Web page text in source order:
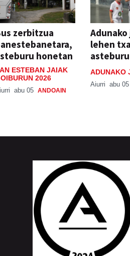
zerbitzua
honetan
ESTEBAN JAIAK
2026
abu 05 ANDOAIN
lehen
ADUNAKO
Aiurri abu 05